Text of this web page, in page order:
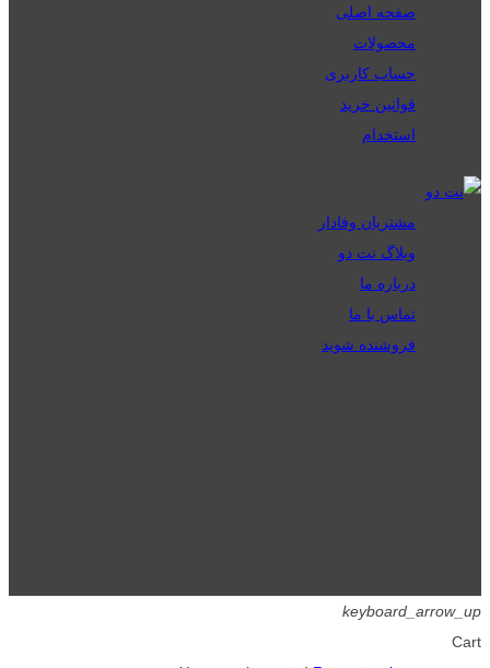
صفحه اصلی
محصولات
حساب کاربری
قوانین خرید
استخدام
مشتریان وفادار
وبلاگ نت دو
درباره ما
تماس با ما
فروشنده شوید
keyboard_arrow_up
Cart